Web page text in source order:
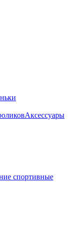
Аксессуары
спортивные